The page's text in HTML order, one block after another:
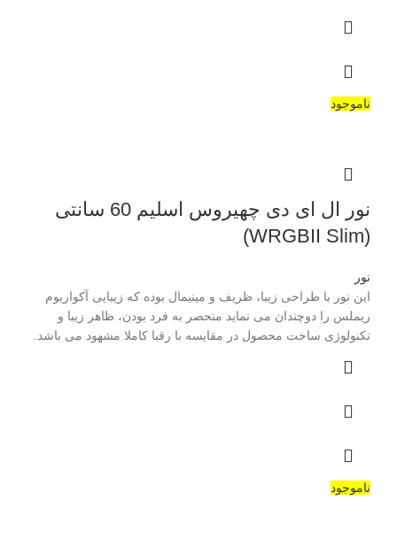
ناموجود
نور ال ای دی چهیروس اسلیم 60 سانتی
(WRGBII Slim)
نور
این نور با طراحی زیبا، ظریف و مینیمال بوده که زیبایی آکواریوم
ریملس را دوچندان می نماید منحصر به فرد بودن، ظاهر زیبا و
تکنولوژی ساخت محصول در مقایسه با رقبا کاملا مشهود می باشد.
ناموجود